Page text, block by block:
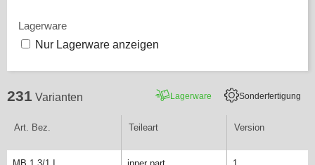
Lagerware
Nur Lagerware anzeigen
231 Varianten Lagerware Sonderfertigung
Art. Bez. Teileart Version